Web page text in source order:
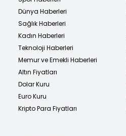
Dünya Haberleri
Sağlık Haberleri
Kadın Haberleri
Teknoloji Haberleri
Memur ve Emekli Haberleri
Altın Fiyatları
Dolar Kuru
Euro Kuru
Kripto Para Fiyatları